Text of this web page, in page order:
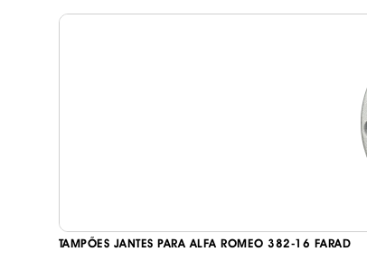
TAMPÕES JANTES PARA ALFA ROMEO 382-16 FARAD